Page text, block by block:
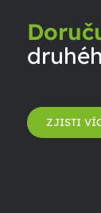
ZJISTI